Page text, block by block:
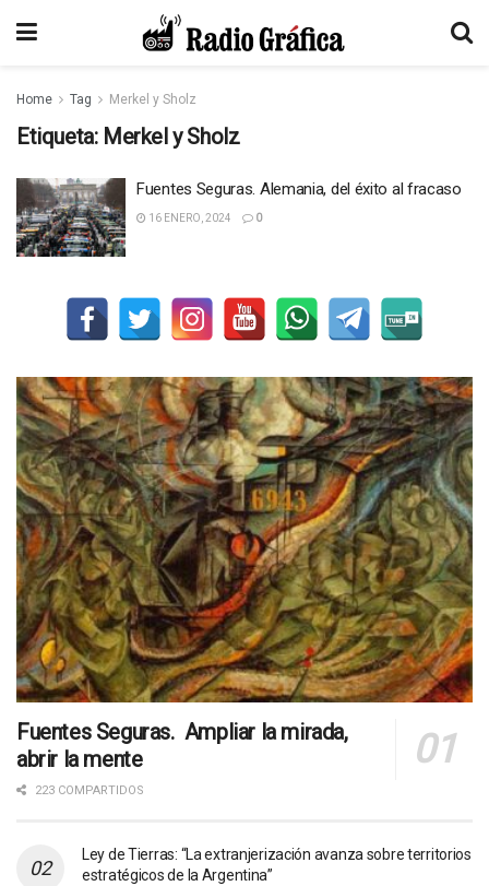
Home Tag Merkel y Sholz
Etiqueta: Merkel y Sholz
Fuentes Seguras. Alemania, del éxito al fracaso
16 ENERO, 2024 0
Fuentes Seguras. Ampliar la mirada,
abrir la mente
223 COMPARTIDOS
Ley de Tierras: “La extranjerización avanza sobre territorios
estratégicos de la Argentina”